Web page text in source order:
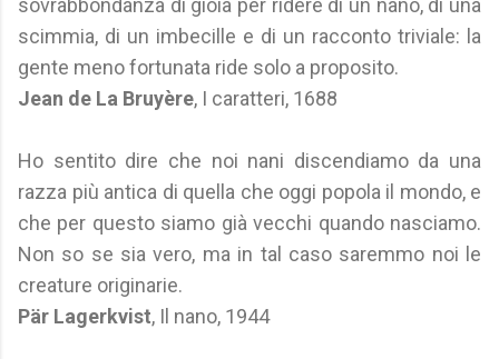
sovrabbondanza di gioia per ridere di un nano, di una
scimmia, di un imbecille e di un racconto triviale: la
gente meno fortunata ride solo a proposito.
Jean de La Bruyère, I caratteri, 1688
Ho sentito dire che noi nani discendiamo da una
razza più antica di quella che oggi popola il mondo, e
che per questo siamo già vecchi quando nasciamo.
Non so se sia vero, ma in tal caso saremmo noi le
creature originarie.
Pär Lagerkvist, Il nano, 1944